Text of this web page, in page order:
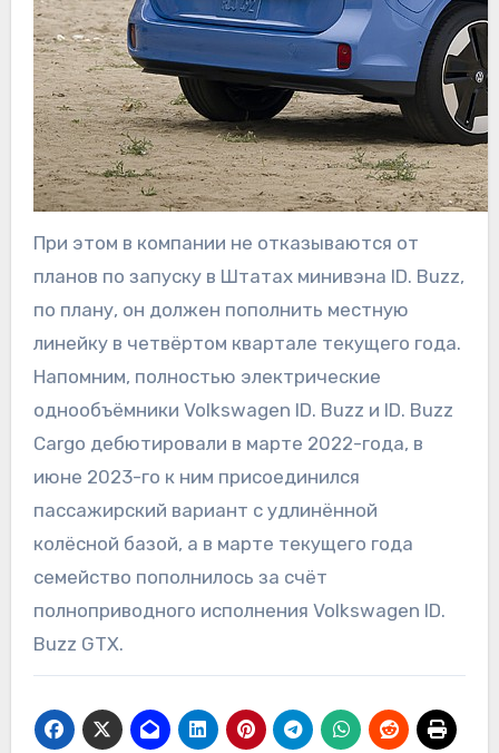
При этом в компании не отказываются от
планов по запуску в Штатах минивэна ID. Buzz,
по плану, он должен пополнить местную
линейку в четвёртом квартале текущего года.
Напомним, полностью электрические
однообъёмники Volkswagen ID. Buzz и ID. Buzz
Cargo дебютировали в марте 2022-года, в
июне 2023-го к ним присоединился
пассажирский вариант с удлинённой
колёсной базой, а в марте текущего года
семейство пополнилось за счёт
полноприводного исполнения Volkswagen ID.
Buzz GTX.